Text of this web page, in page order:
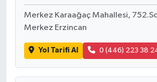
Merkez Karaağaç Mahallesi,
Merkez Erzincan
Yol Tarifi Al 0 (446) 223 38